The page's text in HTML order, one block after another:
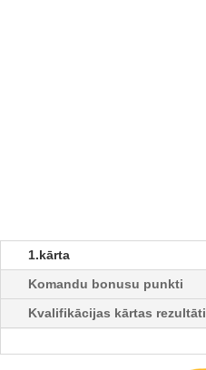
1.kārta
Komandu bonusu punkti
Kvalifikācijas kārtas rezultāti